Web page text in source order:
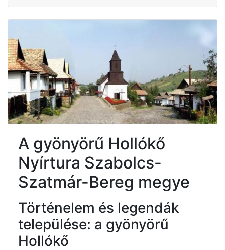
A gyönyörű Hollókő
Nyírtura Szabolcs-
Szatmár-Bereg megye
Történelem és legendák
települése: a gyönyörű
Hollókő